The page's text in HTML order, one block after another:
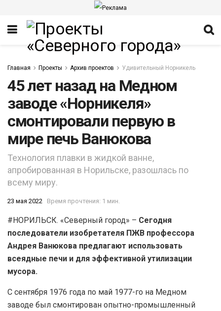
Главная Проекты Архив проектов Удивительный Норникель
45 лет назад на Медном
заводе «Норникеля»
смонтировали первую в
мире печь Ванюкова
Технология плавки в жидкой ванне,
апробированная в Норильске, разошлась по
всему миру.
23 мая 2022 Время прочтения: 1 мин.
#НОРИЛЬСК. «Северный город» – Сегодня
последователи изобретателя ПЖВ профессора
Андрея Ванюкова предлагают использовать
всеядные печи и для эффективной утилизации
мусора.
С сентября 1976 года по май 1977-го на Медном
заводе был смонтирован опытно-промышленный